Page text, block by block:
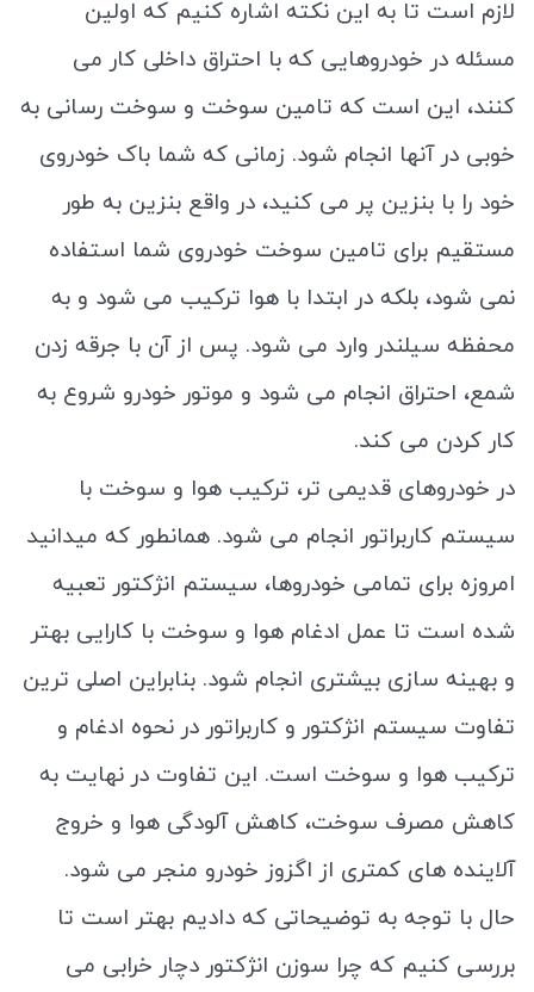
لازم است تا به این نکته اشاره کنیم که اولین
مسئله در خودروهایی که با احتراق داخلی کار می
کنند، این است که تامین سوخت و سوخت رسانی به
خوبی در آنها انجام شود. زمانی که شما باک خودروی
خود را با بنزین پر می کنید، در واقع بنزین به طور
مستقیم برای تامین سوخت خودروی شما استفاده
نمی شود، بلکه در ابتدا با هوا ترکیب می شود و به
محفظه سیلندر وارد می شود. پس از آن با جرقه زدن
شمع، احتراق انجام می شود و موتور خودرو شروع به
کار کردن می کند.
در خودروهای قدیمی تر، ترکیب هوا و سوخت با
سیستم کاربراتور انجام می شود. همانطور که میدانید
امروزه برای تمامی خودروها، سیستم انژکتور تعبیه
شده است تا عمل ادغام هوا و سوخت با کارایی بهتر
و بهینه سازی بیشتری انجام شود. بنابراین اصلی ترین
تفاوت سیستم انژکتور و کاربراتور در نحوه ادغام و
ترکیب هوا و سوخت است. این تفاوت در نهایت به
کاهش مصرف سوخت، کاهش آلودگی هوا و خروج
آلاینده های کمتری از اگزوز خودرو منجر می شود.
حال با توجه به توضیحاتی که دادیم بهتر است تا
بررسی کنیم که چرا سوزن انژکتور دچار خرابی می